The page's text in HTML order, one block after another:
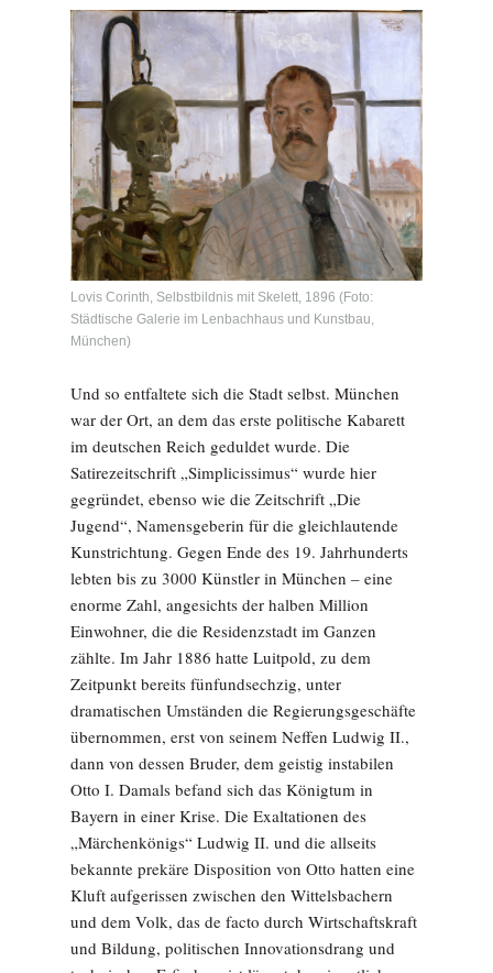
Lovis Corinth, Selbstbildnis mit Skelett, 1896 (Foto:
Städtische Galerie im Lenbachhaus und Kunstbau,
München)
Und so entfaltete sich die Stadt selbst. München
war der Ort, an dem das erste politische Kabarett
im deutschen Reich geduldet wurde. Die
Satirezeitschrift „Simplicissimus“ wurde hier
gegründet, ebenso wie die Zeitschrift „Die
Jugend“, Namensgeberin für die gleichlautende
Kunstrichtung. Gegen Ende des 19. Jahrhunderts
lebten bis zu 3000 Künstler in München – eine
enorme Zahl, angesichts der halben Million
Einwohner, die die Residenzstadt im Ganzen
zählte. Im Jahr 1886 hatte Luitpold, zu dem
Zeitpunkt bereits fünfundsechzig, unter
dramatischen Umständen die Regierungsgeschäfte
übernommen, erst von seinem Neffen Ludwig II.,
dann von dessen Bruder, dem geistig instabilen
Otto I. Damals befand sich das Königtum in
Bayern in einer Krise. Die Exaltationen des
„Märchenkönigs“ Ludwig II. und die allseits
bekannte prekäre Disposition von Otto hatten eine
Kluft aufgerissen zwischen den Wittelsbachern
und dem Volk, das de facto durch Wirtschaftskraft
und Bildung, politischen Innovationsdrang und